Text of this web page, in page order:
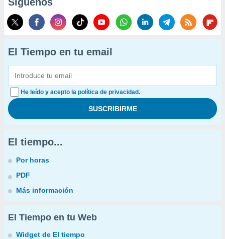
El Tiempo en tu email
He leído y acepto la política de privacidad.
El tiempo...
Por horas
PDF
Más información
El Tiempo en tu Web
Widget de El tiempo